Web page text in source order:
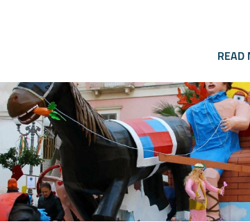
READ